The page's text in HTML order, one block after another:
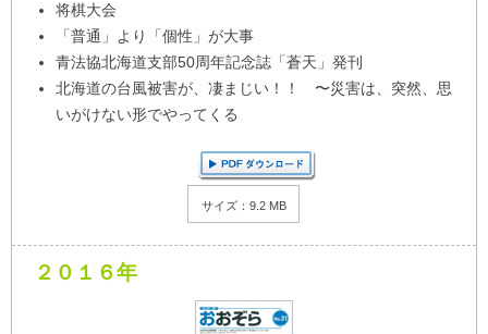
将棋大会
「普通」より「個性」が大事
青法協北海道支部50周年記念誌「蒼天」発刊
北海道の台風被害が、凄まじい！！ 〜災害は、突然、思
いがけない形でやってくる
サイズ：9.2 MB
２０１６年